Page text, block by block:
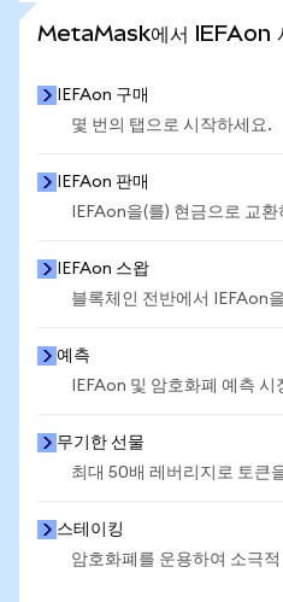
MetaMask에서 IEFAon
IEFAon 구매
몇 번의 탭으로 시작하세요.
IEFAon 판매
IEFAon을(를) 현금으로 교
IEFAon 스왑
블록체인 전반에서 IEFAon
예측
IEFAon 및 암호화폐 예측
무기한 선물
최대 50배 레버리지로 토큰
스테이킹
암호화폐를 운용하여 소극